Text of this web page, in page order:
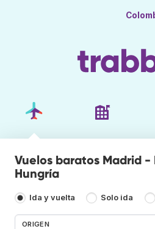
Vuelos baratos Madrid -
Hungría
Ida y vuelta Solo ida
ORIGEN